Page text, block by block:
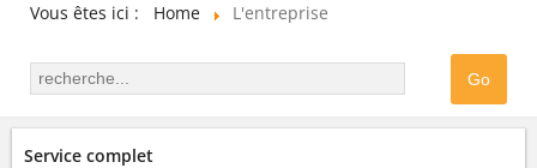
Vous êtes ici : Home L'entreprise
Service complet